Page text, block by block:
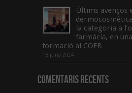
Últims avenços
la categoria a
farmàcia, en
formació al COFB
18 juny 2024
Comentaris Recents